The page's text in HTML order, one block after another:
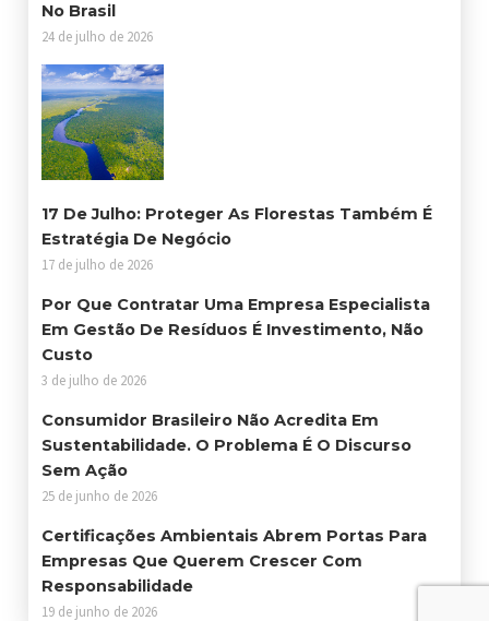
No Brasil
24 de julho de 2026
17 De Julho: Proteger As Florestas Também É
Estratégia De Negócio
17 de julho de 2026
Por Que Contratar Uma Empresa Especialista
Em Gestão De Resíduos É Investimento, Não
Custo
3 de julho de 2026
Consumidor Brasileiro Não Acredita Em
Sustentabilidade. O Problema É O Discurso
Sem Ação
25 de junho de 2026
Certificações Ambientais Abrem Portas Para
Empresas Que Querem Crescer Com
Responsabilidade
19 de junho de 2026